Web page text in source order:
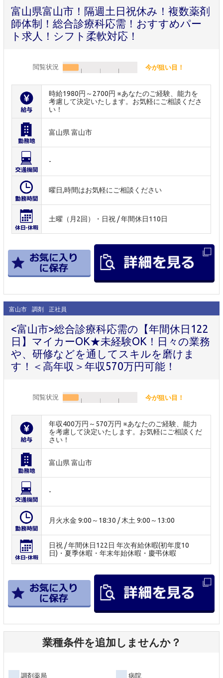
富山県富山市！隔週土日祝休み！複数薬剤
師体制！総合診療科応需！おすすめパー
ト求人！シフト柔軟対応！
閲覧状況 今が狙い目！
時給1980円～2700円 ※あなたのご経験、能力を
考慮して決定いたします。お気軽にご相談くださ
い！
富山県 富山市
-
曜日,時間はお気軽にご相談ください
土曜（月2回）・日祝 / 年間休日110日
富山市 調剤 正社員
<富山市>総合診療科応需の【年間休日122
日】マイカーOK★未経験OK！日々の業務
や、研修などを通してスキルを磨けま
す！＜高年収＞年収570万円可能！
閲覧状況 今が狙い目！
年収400万円～570万円 ※あなたのご経験、能力
を考慮して決定いたします。お気軽にご相談くだ
さい！
富山県 富山市
-
月火水金 9:00～18:30 / 木土 9:00～13:00
日祝 / 年間休日122日 年次有給休暇(初年度10
日)・夏季休暇・年末年始休暇・慶弔休暇
業種条件を追加しませんか？
調剤薬局 病院